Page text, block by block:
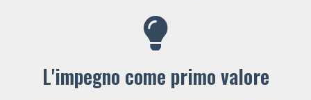
L'impegno come primo valore